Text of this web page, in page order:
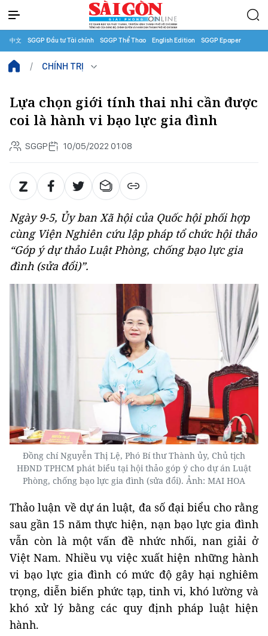
中文 SGGP Đầu tư Tài chính SGGP Thể Thao English Edition SGGP Epaper
CHÍNH TRỊ
Lựa chọn giới tính thai nhi cần được
coi là hành vi bạo lực gia đình
SGGP 10/05/2022 01:08
Ngày 9-5, Ủy ban Xã hội của Quốc hội phối hợp
cùng Viện Nghiên cứu lập pháp tổ chức hội thảo
“Góp ý dự thảo Luật Phòng, chống bạo lực gia
đình (sửa đổi)”.
Đồng chí Nguyễn Thị Lệ, Phó Bí thư Thành ủy, Chủ tịch
HĐND TPHCM phát biểu tại hội thảo góp ý cho dự án Luật
Phòng, chống bạo lực gia đình (sửa đổi). Ảnh: MAI HOA
Thảo luận về dự án luật, đa số đại biểu cho rằng
sau gần 15 năm thực hiện, nạn bạo lực gia đình
vẫn còn là một vấn đề nhức nhối, nan giải ở
Việt Nam. Nhiều vụ việc xuất hiện những hành
vi bạo lực gia đình có mức độ gây hại nghiêm
trọng, diễn biến phức tạp, tinh vi, khó lường và
khó xử lý bằng các quy định pháp luật hiện
hành.